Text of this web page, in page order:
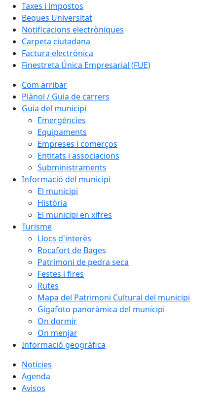
Taxes i impostos
Beques Universitat
Notificacions electròniques
Carpeta ciutadana
Factura electrònica
Finestreta Única Empresarial (FUE)
Com arribar
Plànol / Guia de carrers
Guia del municipi
Emergències
Equipaments
Empreses i comerços
Entitats i associacions
Subministraments
Informació del municipi
El municipi
Història
El municipi en xifres
Turisme
Llocs d'interès
Rocafort de Bages
Patrimoni de pedra seca
Festes i fires
Rutes
Mapa del Patrimoni Cultural del municipi
Gigafoto panoràmica del municipi
On dormir
On menjar
Informació geogràfica
Notícies
Agenda
Avisos